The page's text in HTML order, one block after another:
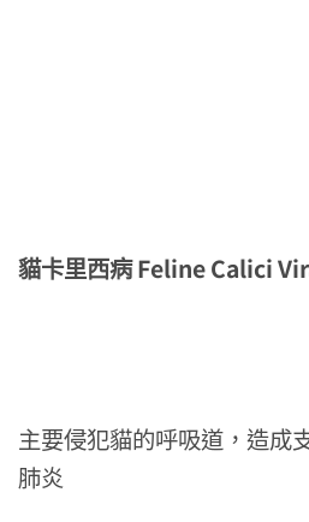
貓卡里西病Feline Calici
主要侵犯貓的呼吸道，造成
肺炎